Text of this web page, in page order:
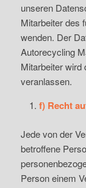
unseren
Mitarbeiter des
wenden. Der
Autorecycling
Mitarbeiter wird
veranlassen.
f) Recht
Jede von der
betroffene
Person einem